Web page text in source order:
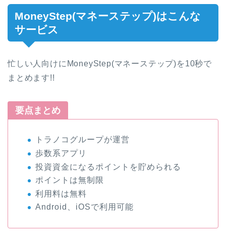
MoneyStep(マネーステップ)はこんな
サービス
忙しい人向けにMoneyStep(マネーステップ)を10秒で
まとめます!!
要点まとめ
トラノコグループが運営
歩数系アプリ
投資資金になるポイントを貯められる
ポイントは無制限
利用料は無料
Android、iOSで利用可能